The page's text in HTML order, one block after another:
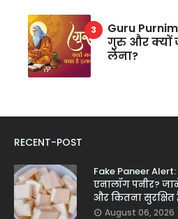
Guru
गुरु और क्यों
लेना?
RECENT-POST
Fake Paneer
एनालॉग पनीर?
और कितना सुरक्षित
August 06, 2026